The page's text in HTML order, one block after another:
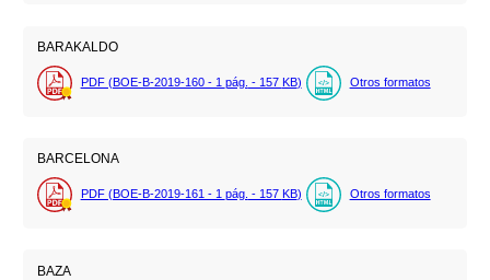
BARAKALDO
PDF (BOE-B-2019-160 - 1 pág. - 157 KB) Otros formatos
BARCELONA
PDF (BOE-B-2019-161 - 1 pág. - 157 KB) Otros formatos
BAZA